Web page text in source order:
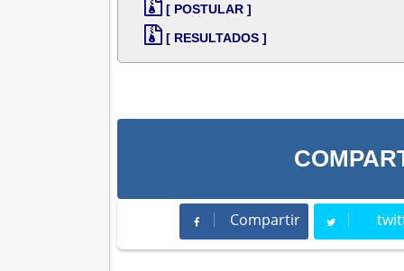
[ POSTULAR ]
[ RESULTADOS ]
Compartir
Compartir